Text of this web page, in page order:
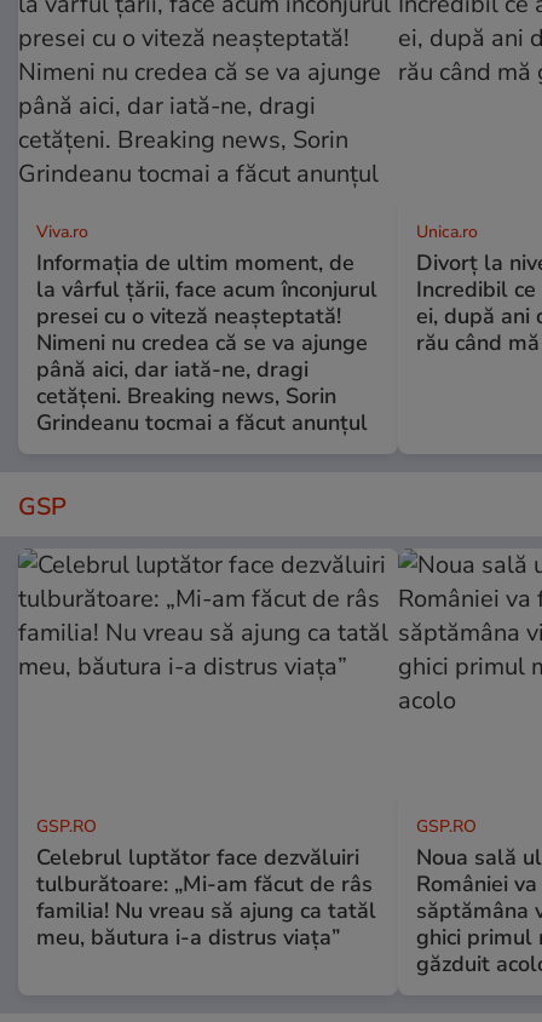
Viva.ro
Informația de ultim moment, de
la vârful țării, face acum înconjurul
presei cu o viteză neașteptată!
Nimeni nu credea că se va ajunge
până aici, dar iată-ne, dragi
cetățeni. Breaking news, Sorin
Grindeanu tocmai a făcut anunțul
Unica.ro
Divorț la
Incredibil
ei, după ani
rău când
GSP
GSP.RO
Celebrul luptător face dezvăluiri
tulburătoare: „Mi-am făcut de râs
familia! Nu vreau să ajung ca tatăl
meu, băutura i-a distrus viața”
GSP.RO
Noua sală
României
săptămâna
ghici primul
găzduit